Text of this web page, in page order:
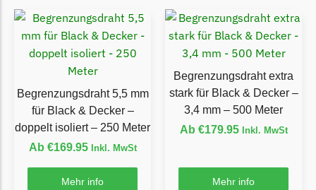
Lizard
Lizard Messer
Begrenzungsdraht
LUX-Tools
LUX-Tools Messer
Mammotion
Begrenzungsdraht 5,5 mm
für Black & Decker –
doppelt isoliert – 250 Meter
Ab €169.95 Inkl. MwSt
Mehr info
Begrenzungsdraht extra
stark für Black & Decker –
3,4 mm – 500 Meter
Ab €179.95 Inkl. MwSt
Mehr info